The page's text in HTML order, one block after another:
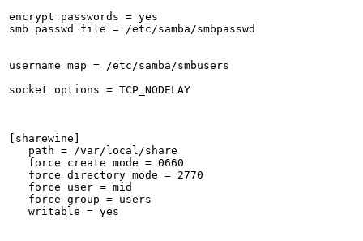
encrypt passwords = yes
smb passwd file = /etc/samba/smbpasswd
username map = /etc/samba/smbusers
socket options = TCP_NODELAY
[sharewine]